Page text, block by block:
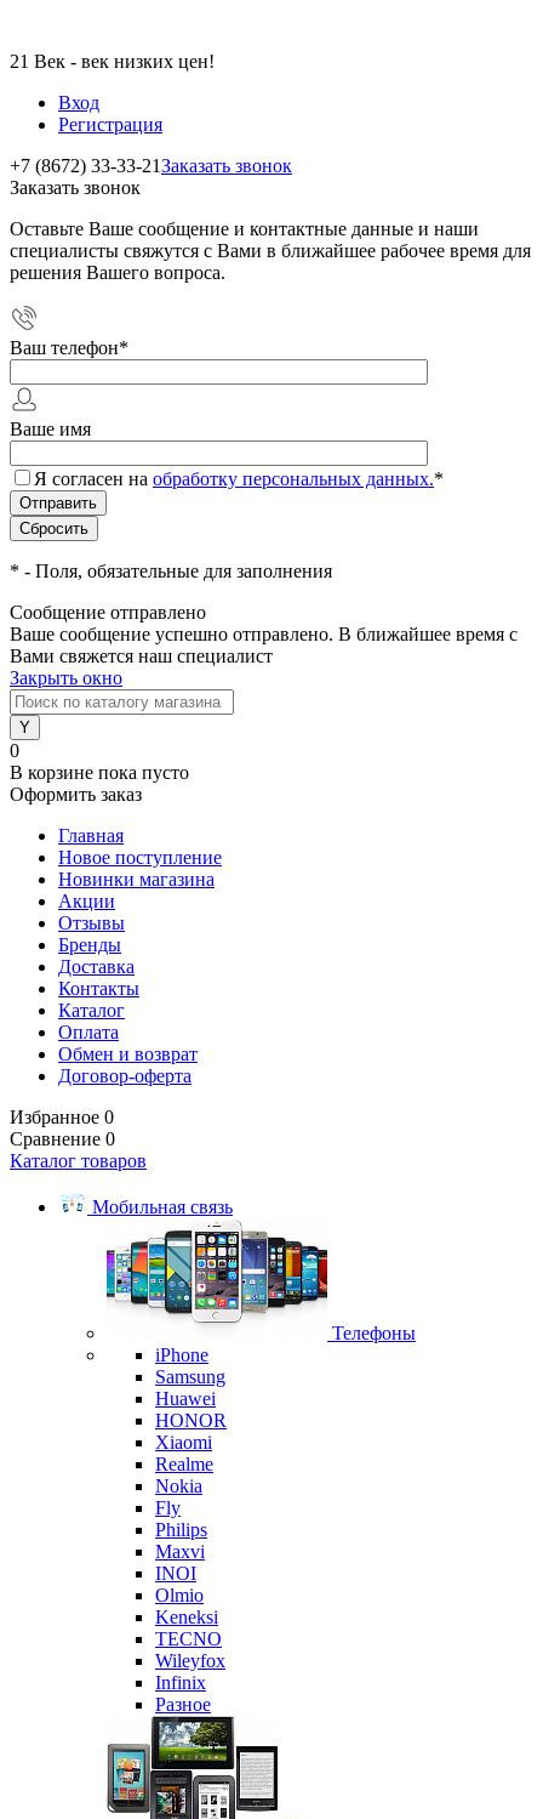
21 Век - век низких цен!
Вход
Регистрация
+7 (8672) 33-33-21Заказать звонок
Заказать звонок
Оставьте Ваше сообщение и контактные данные и наши
специалисты свяжутся с Вами в ближайшее рабочее время для
решения Вашего вопроса.
Ваш телефон*
Ваше имя
Я согласен на обработку персональных данных.*
* - Поля, обязательные для заполнения
Сообщение отправлено
Ваше сообщение успешно отправлено. В ближайшее время с
Вами свяжется наш специалист
Закрыть окно
0
В корзине пока пусто
Оформить заказ
Главная
Новое поступление
Новинки магазина
Акции
Отзывы
Бренды
Доставка
Контакты
Каталог
Оплата
Обмен и возврат
Договор-оферта
Избранное 0
Сравнение 0
Каталог товаров
Мобильная связь
Телефоны
iPhone
Samsung
Huawei
HONOR
Xiaomi
Realme
Nokia
Fly
Philips
Maxvi
INOI
Olmio
Keneksi
TECNO
Wileyfox
Infinix
Разное